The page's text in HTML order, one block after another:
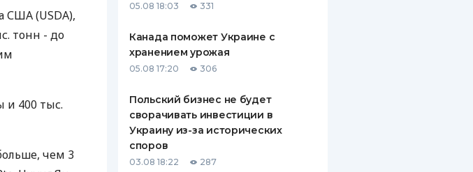
США (USDA),
тонн - до
и 400 тыс.
чем 3
05.08 18:03 331
Канада поможет Украине с
хранением урожая
05.08 17:20 306
Польский бизнес не будет
сворачивать инвестиции в
Украину из-за исторических
споров
03.08 18:22 287